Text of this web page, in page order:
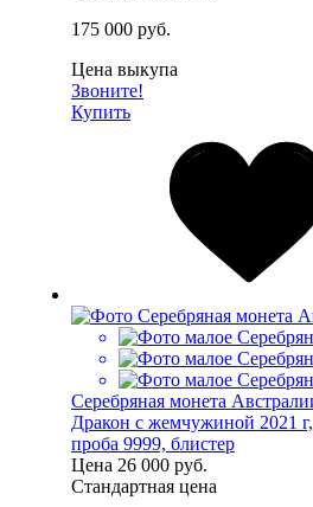
175 000 руб.
Цена выкупа
Звоните!
Купить
Серебряная монета
Дракон с жемчужиной 2021 г,
проба 9999, блистер
Цена 26 000 руб.
Стандартная цена